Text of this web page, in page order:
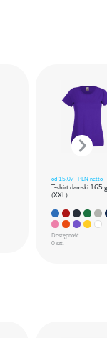
od 15,07 PLN netto
T-shirt damski 165
(XXL)
Dostępność
0 szt.